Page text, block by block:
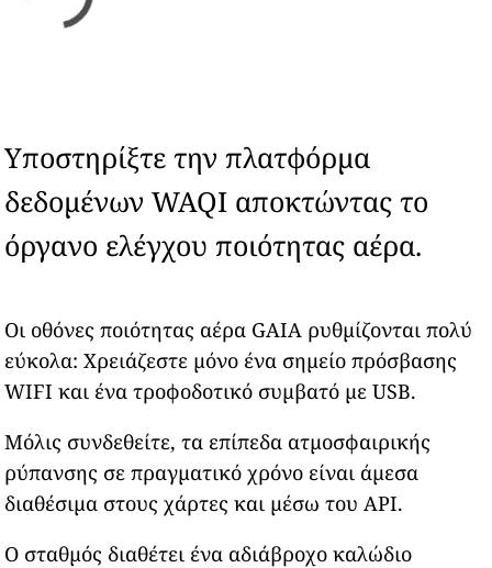
Υποστηρίξτε την πλατφόρμα
δεδομένων WAQI αποκτώντας το
όργανο ελέγχου ποιότητας αέρα.
Οι οθόνες ποιότητας αέρα GAIA ρυθμίζονται πολύ
εύκολα: Χρειάζεστε μόνο ένα σημείο πρόσβασης
WIFI και ένα τροφοδοτικό συμβατό με USB.
Μόλις συνδεθείτε, τα επίπεδα ατμοσφαιρικής
ρύπανσης σε πραγματικό χρόνο είναι άμεσα
διαθέσιμα στους χάρτες και μέσω του API.
Ο σταθμός διαθέτει ένα αδιάβροχο καλώδιο